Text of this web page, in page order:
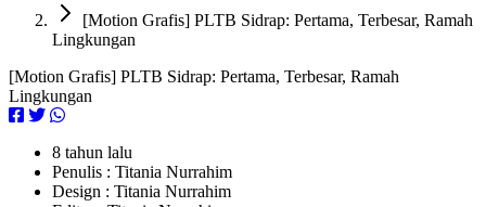
[Motion Grafis] PLTB Sidrap: Pertama, Terbesar, Ramah
Lingkungan
[Motion Grafis] PLTB Sidrap: Pertama, Terbesar, Ramah
Lingkungan
8 tahun lalu
Penulis : Titania Nurrahim
Design : Titania Nurrahim